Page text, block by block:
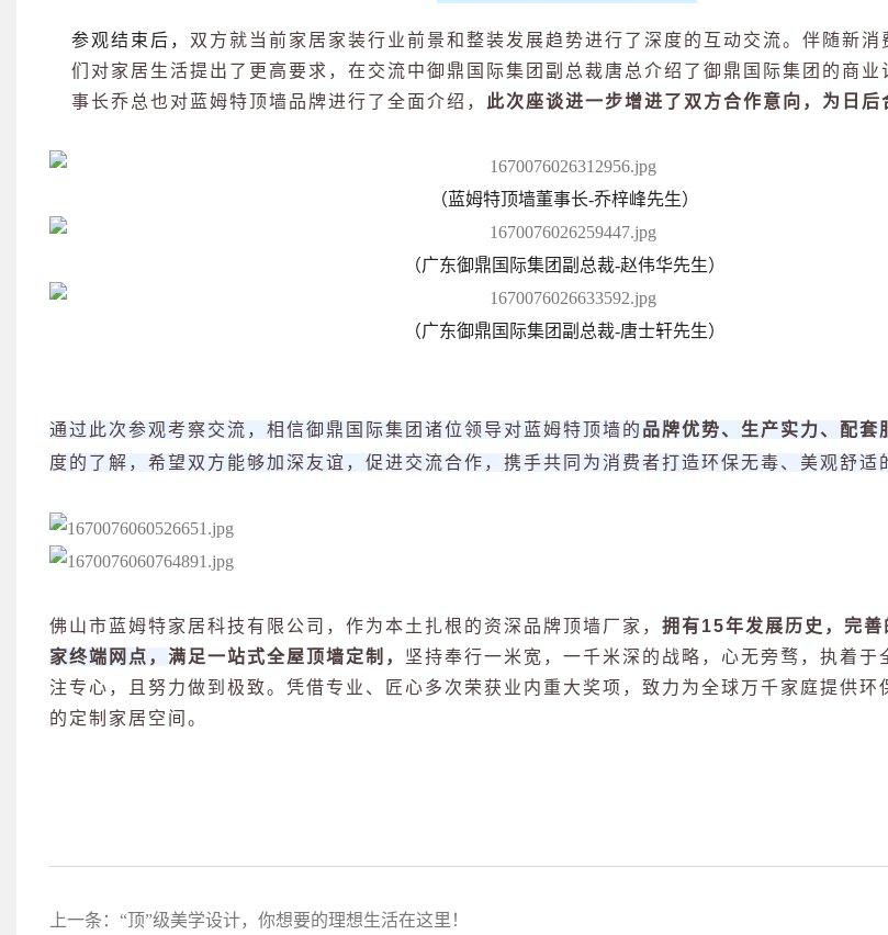
参观结束后， 双方就当前家居家装行业前景和整装发展趋势进行了深度的互动交流。伴随新消
们对家居生活提出了更高要求，在交流中御鼎国际集团副总裁唐总介绍了御鼎国际集团的商业
事长乔总也对蓝姆特顶墙品牌进行了全面介绍， 此次座谈进一步增进了双方合作意向，为日后
（蓝姆特顶墙董事长-乔梓峰先生）
（广东御鼎国际集团副总裁-赵伟华先生）
（广东御鼎国际集团副总裁-唐士轩先生）
通过此次参观考察交流，相信御鼎国际集团诸位领导对蓝姆特顶墙的 品牌优势、生产实力、配套
度的了解，希望双方能够加深友谊，促进交流合作，携手共同为消费者打造环保无毒、美观舒适
佛山市蓝姆特家居科技有限公司，作为本土扎根的资深品牌顶墙厂家， 拥有15年发展历史，完善
家终端网点， 满足一站式全屋顶墙定制， 坚持奉行一米宽，一千米深的战略，心无旁骛，执着于
注专心，且努力做到极致。凭借专业、匠心多次荣获业内重大奖项，致力为全球万千家庭提供环
的定制家居空间。
上一条： “顶”级美学设计，你想要的理想生活在这里！